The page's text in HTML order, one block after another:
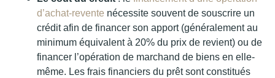
d’achat-revente nécessite souvent de souscrire un
crédit afin de financer son apport (généralement au
minimum équivalent à 20% du prix de revient) ou de
financer l’opération de marchand de biens en elle-
même. Les frais financiers du prêt sont constitués